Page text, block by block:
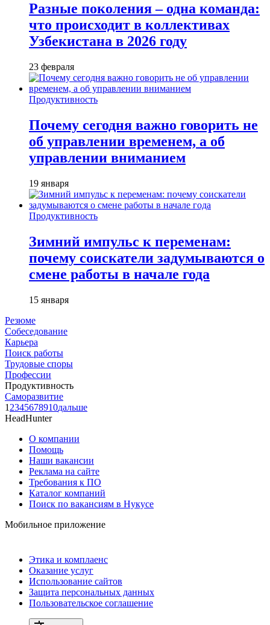
Разные поколения – одна команда:
что происходит в коллективах
Узбекистана в 2026 году
23 февраля
Продуктивность
Почему сегодня важно говорить не
об управлении временем, а об
управлении вниманием
19 января
Продуктивность
Зимний импульс к переменам:
почему соискатели задумываются о
смене работы в начале года
15 января
Резюме
Собеседование
Карьера
Поиск работы
Трудовые споры
Профессии
Продуктивность
Саморазвитие
1 2345678910дальше
HeadHunter
О компании
Помощь
Наши вакансии
Реклама на сайте
Требования к ПО
Каталог компаний
Поиск по вакансиям в Нукусе
Мобильное приложение
Этика и комплаенс
Оказание услуг
Использование сайтов
Защита персональных данных
Пользовательское соглашение